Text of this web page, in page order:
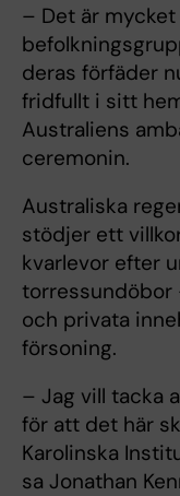
– Det är
deras förfäder
fridfullt i sitt
Australiens
ceremonin.
Australiska
stödjer ett
kvarlevor efter
torressundöbor
och privata
försoning.
– Jag vill tacka
för att det här
Karolinska
sa Jonathan